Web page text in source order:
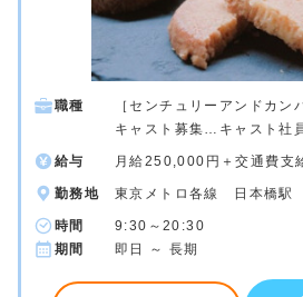
職種
［センチュリーアンドカン
キャスト募集…キャスト社
給与 月給250,000円＋交通費支
勤務地 東京メトロ各線 日本橋
時間
9:30～20:30
期間
即日 ～ 長期